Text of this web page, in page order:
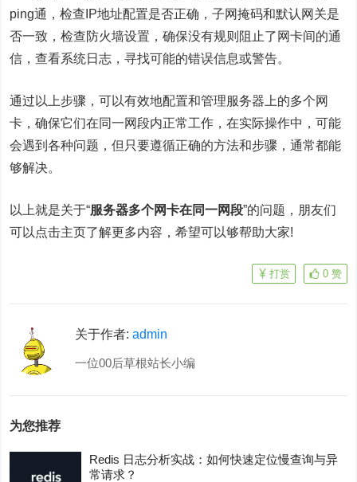
ping通，检查IP地址配置是否正确，子网掩码和默认网关是
否一致，检查防火墙设置，确保没有规则阻止了网卡间的通
信，查看系统日志，寻找可能的错误信息或警告。
通过以上步骤，可以有效地配置和管理服务器上的多个网
卡，确保它们在同一网段内正常工作，在实际操作中，可能
会遇到各种问题，但只要遵循正确的方法和步骤，通常都能
够解决。
以上就是关于“服务器多个网卡在同一网段”的问题，朋友们
可以点击主页了解更多内容，希望可以够帮助大家!
0 赞
打赏
关于作者:admin
一位00后草根站长小编
为您推荐
Redis 日志分析实战：如何快速定位慢查询与异
常请求？